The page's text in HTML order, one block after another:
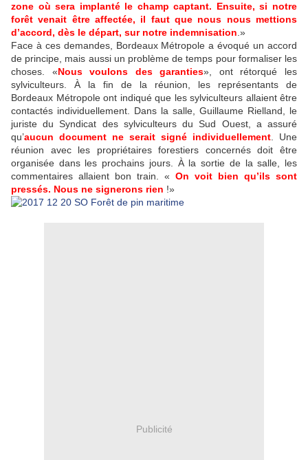
zone où sera implanté le champ captant. Ensuite, si notre
forêt venait être affectée, il faut que nous nous mettions
d’accord, dès le départ, sur notre indemnisation .»
Face à ces demandes, Bordeaux Métropole a évoqué un accord
de principe, mais aussi un problème de temps pour formaliser les
choses. «Nous voulons des garanties», ont rétorqué les
sylviculteurs. À la fin de la réunion, les représentants de
Bordeaux Métropole ont indiqué que les sylviculteurs allaient être
contactés individuellement. Dans la salle, Guillaume Rielland, le
juriste du Syndicat des sylviculteurs du Sud Ouest, a assuré
qu’aucun document ne serait signé individuellement . Une
réunion avec les propriétaires forestiers concernés doit être
organisée dans les prochains jours. À la sortie de la salle, les
commentaires allaient bon train. « On voit bien qu’ils sont
pressés. Nous ne signerons rien !»
Publicité